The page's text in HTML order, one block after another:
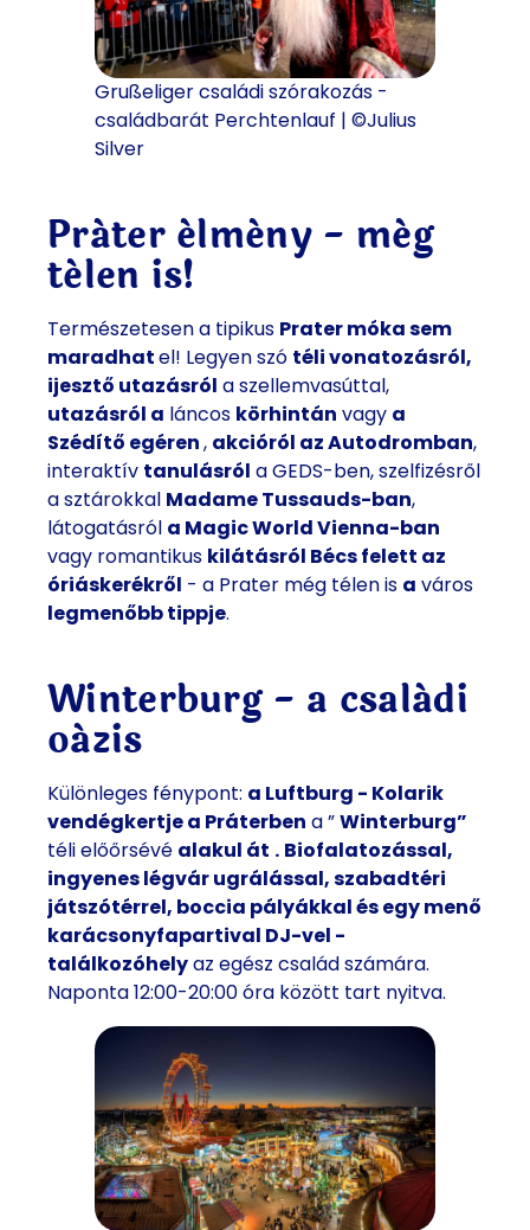
Grußeliger családi szórakozás -
családbarát Perchtenlauf | ©Julius
Silver
Práter élmény - még
télen is!
Természetesen a tipikus Prater móka sem
maradhatel! Legyen szó téli vonatozásról,
ijesztő utazásról a szellemvasúttal,
utazásról a láncos körhintán vagy a
Szédítő egéren, akcióról az Autodromban,
interaktív tanulásról a GEDS-ben, szelfizésről
a sztárokkal Madame Tussauds-ban,
látogatásról a Magic World Vienna-ban
vagy romantikus kilátásról Bécs felett az
óriáskerékről - a Prater még télen is a város
legmenőbb tippje.
Winterburg - a családi
oázis
Különleges fénypont: a Luftburg - Kolarik
vendégkertje a Práterben a ”Winterburg”
téli előőrsévé alakul át . Biofalatozással,
ingyenes légvár ugrálással, szabadtéri
játszótérrel, boccia pályákkal és egy menő
karácsonyfapartival DJ-vel -
találkozóhelyaz egész család számára.
Naponta 12:00-20:00 óra között tart nyitva.